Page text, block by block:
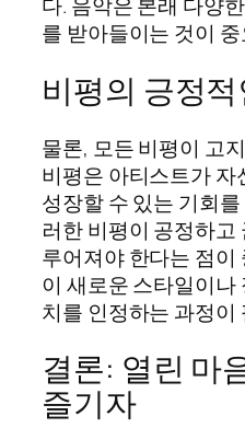
다. 음악은 본래 다양
를 받아들이는 것이
비평의 긍정적
물론, 모든 비평이 고
비평은 아티스트가
성장할 수 있는 기회
러한 비평이 공정하고
루어져야 한다는 점
이 새로운 스타일이나
치를 인정하는 과정이
결론: 열린 마
즐기자